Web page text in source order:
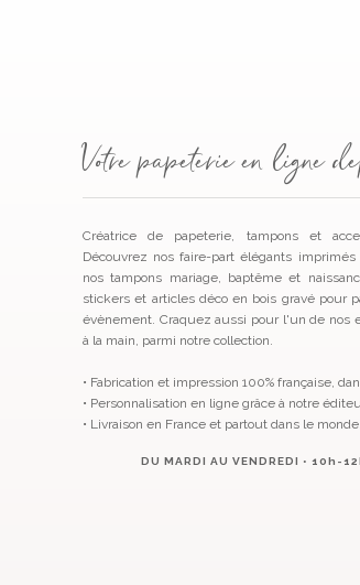
Votre papeterie en ligne
Créatrice de papeterie, tampons et
Découvrez nos faire-part élégants
nos tampons mariage, baptême et
stickers et articles déco en bois gravé pour
évènement. Craquez aussi pour l'un de nos
à la main, parmi notre collection.
• Fabrication et impression 100% française,
• Personnalisation en ligne grâce à notre
• Livraison en France et partout dans le monde.
DU MARDI AU VENDREDI • 10h-